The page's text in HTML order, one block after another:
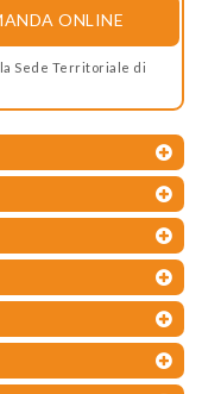
ONLINE
Sede Territoriale di